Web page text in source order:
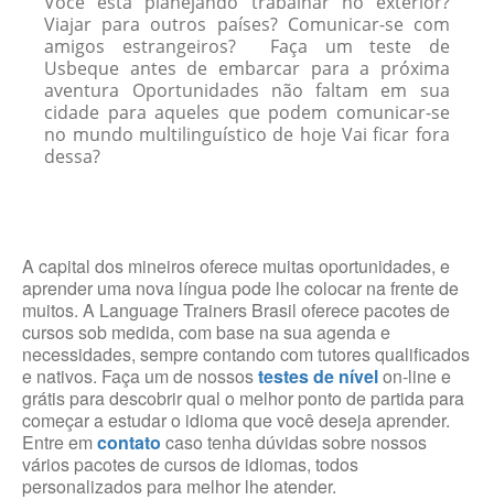
Viajar para outros países? Comunicar-se com
amigos estrangeiros? Faça um teste de
Usbeque antes de embarcar para a próxima
aventura Oportunidades não faltam em sua
cidade para aqueles que podem comunicar-se
no mundo multilinguístico de hoje Vai ficar fora
dessa?
A capital dos mineiros oferece muitas oportunidades, e
aprender uma nova língua pode lhe colocar na frente de
muitos. A Language Trainers Brasil oferece pacotes de
cursos sob medida, com base na sua agenda e
necessidades, sempre contando com tutores qualificados
e nativos. Faça um de nossostestes de nívelon-line e
grátis para descobrir qual o melhor ponto de partida para
começar a estudar o idioma que você deseja aprender.
Entre em contato caso tenha dúvidas sobre nossos
vários pacotes de cursos de idiomas, todos
personalizados para melhor lhe atender.